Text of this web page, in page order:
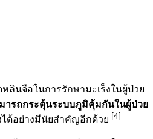
ลินจือในการรักษามะเร็งในผู้ป่วย
ารถกระตุ้นระบบภูมิคุ้มกันในผู้ป่วย
ได้อย่างมีนัยสำคัญอีกด้วย 4